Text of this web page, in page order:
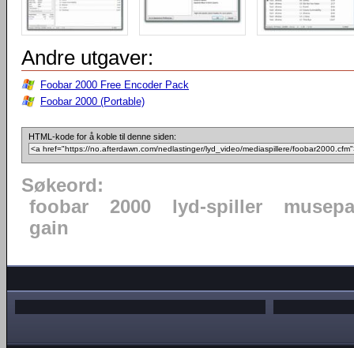
Andre utgaver:
Foobar 2000 Free Encoder Pack
Foobar 2000 (Portable)
HTML-kode for å koble til denne siden:
Søkeord:
foobar
2000 lyd-spiller
gain